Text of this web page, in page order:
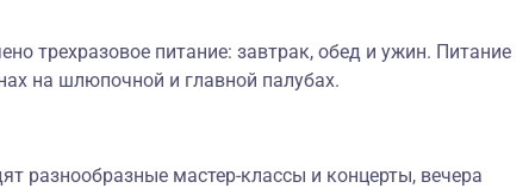
трехразовое питание: завтрак, обед и ужин. Питание
на шлюпочной и главной палубах.
разнообразные мастер-классы и концерты, вечера